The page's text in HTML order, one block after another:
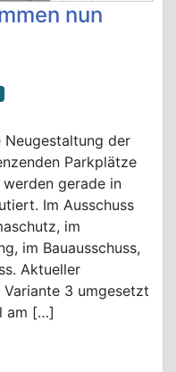
nun
Neugestaltung der
Parkplätze
gerade in
Im Ausschuss
im
im Bauausschuss,
Aktueller
3 umgesetzt
am […]